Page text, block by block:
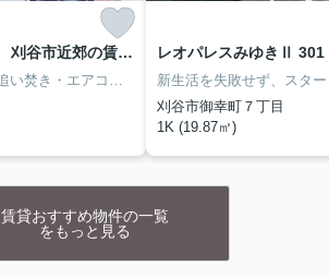
ハピネス神明 刈谷市近郊の賃貸はクラスホーム 101 レオパレスみゆきⅡ 301
刈谷市御幸町７丁目
1K (19.87㎡)
賃貸おすすめ物件の一覧
をもっと見る